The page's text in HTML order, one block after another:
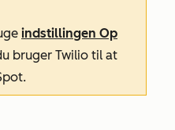
indstillingen Op
bruger Twilio til at